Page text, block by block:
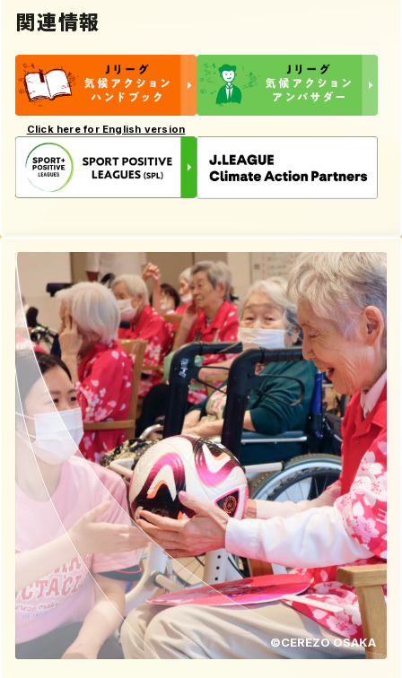
関連情報
Click here for English version
©CEREZO OSAKA